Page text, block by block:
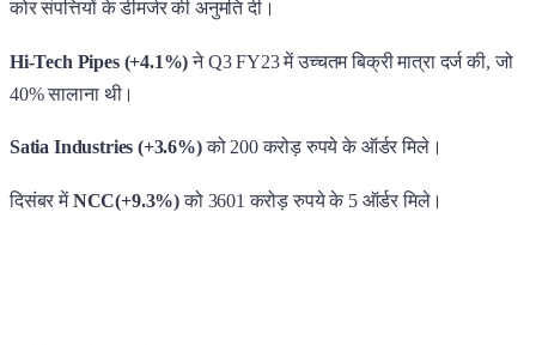
कोर संपत्तियों के डीमर्जर की अनुमति दी।
Hi-Tech Pipes (+4.1%)ने Q3 FY23 में उच्चतम बिक्री मात्रा दर्ज की, जो
40% सालाना थी।
Satia Industries (+3.6%)को 200 करोड़ रुपये के ऑर्डर मिले।
दिसंबर मेंNCC(+9.3%)को 3601 करोड़ रुपये के 5 ऑर्डर मिले।